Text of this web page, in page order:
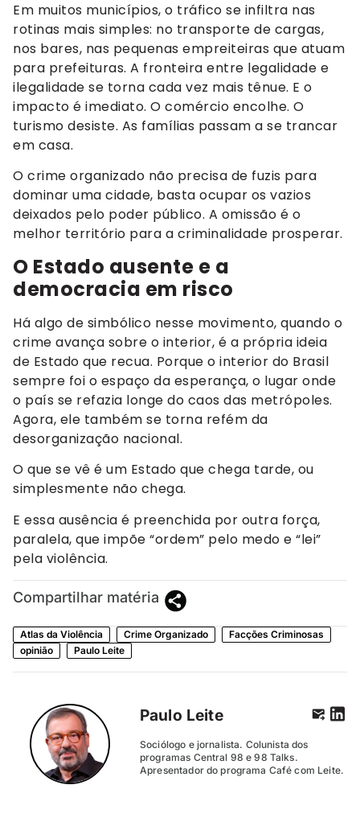
Em muitos municípios, o tráfico se infiltra nas
rotinas mais simples: no transporte de cargas,
nos bares, nas pequenas empreiteiras que atuam
para prefeituras. A fronteira entre legalidade e
ilegalidade se torna cada vez mais tênue. E o
impacto é imediato. O comércio encolhe. O
turismo desiste. As famílias passam a se trancar
em casa.
O crime organizado não precisa de fuzis para
dominar uma cidade, basta ocupar os vazios
deixados pelo poder público. A omissão é o
melhor território para a criminalidade prosperar.
O Estado ausente e a
democracia em risco
Há algo de simbólico nesse movimento, quando o
crime avança sobre o interior, é a própria ideia
de Estado que recua. Porque o interior do Brasil
sempre foi o espaço da esperança, o lugar onde
o país se refazia longe do caos das metrópoles.
Agora, ele também se torna refém da
desorganização nacional.
O que se vê é um Estado que chega tarde, ou
simplesmente não chega.
E essa ausência é preenchida por outra força,
paralela, que impõe “ordem” pelo medo e “lei”
pela violência.
Compartilhar matéria
Atlas da Violência Crime Organizado
Facções Criminosas
opinião
Paulo Leite
Paulo Leite
Sociólogo e jornalista. Colunista dos
programas Central 98 e 98 Talks.
Apresentador do programa Café com Leite.